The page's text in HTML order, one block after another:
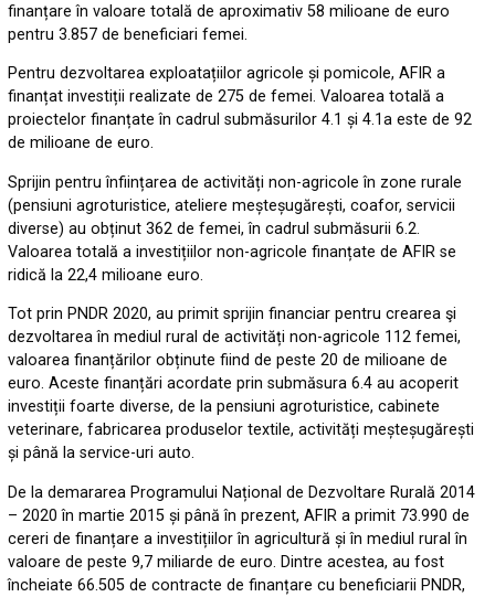
finanțare în valoare totală de aproximativ 58 milioane de euro
pentru 3.857 de beneficiari femei.
Pentru dezvoltarea exploatațiilor agricole și pomicole, AFIR a
finanțat investiții realizate de 275 de femei. Valoarea totală a
proiectelor finanțate în cadrul submăsurilor 4.1 și 4.1a este de 92
de milioane de euro.
Sprijin pentru înființarea de activități non-agricole în zone rurale
(pensiuni agroturistice, ateliere meșteșugărești, coafor, servicii
diverse) au obținut 362 de femei, în cadrul submăsurii 6.2.
Valoarea totală a investițiilor non-agricole finanțate de AFIR se
ridică la 22,4 milioane euro.
Tot prin PNDR 2020, au primit sprijin financiar pentru crearea şi
dezvoltarea în mediul rural de activități non-agricole 112 femei,
valoarea finanțărilor obținute fiind de peste 20 de milioane de
euro. Aceste finanțări acordate prin submăsura 6.4 au acoperit
investiții foarte diverse, de la pensiuni agroturistice, cabinete
veterinare, fabricarea produselor textile, activități meșteșugărești
și până la service-uri auto.
De la demararea Programului Național de Dezvoltare Rurală 2014
– 2020 în martie 2015 și până în prezent, AFIR a primit 73.990 de
cereri de finanțare a investițiilor în agricultură și în mediul rural în
valoare de peste 9,7 miliarde de euro. Dintre acestea, au fost
încheiate 66.505 de contracte de finanțare cu beneficiarii PNDR,